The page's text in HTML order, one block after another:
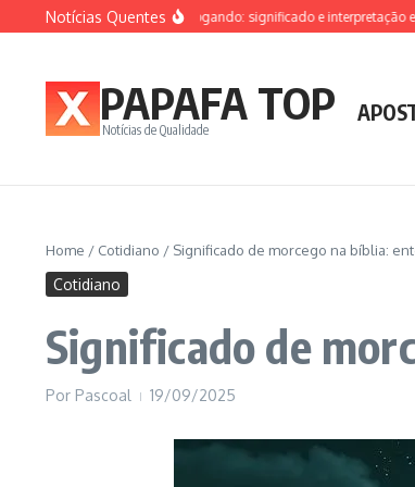
Ir para o conteúdo
Notícias Quentes
Sonhar que está afogando: significado e interpretação
PAPAFA TOP
Notícias de Qualidade
Home / Cotidiano / Significado de morcego na bíblia:
Cotidiano
Significado de
Por Pascoal 19/09/2025